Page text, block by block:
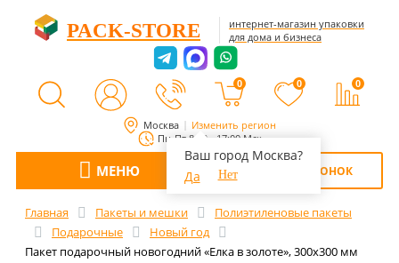
Москва Изменить регион
Ваш город Москва?
Да
Нет
Пн-Пт 8:00 - 17:00 Мск
PACK-STORE
интернет-магазин упаковки
для дома и бизнеса
0 0 0
МЕНЮ ОБРАТНЫЙ ЗВОНОК
Главная Пакеты и мешки
Полиэтиленовые пакеты
Подарочные
Новый год
Пакет подарочный новогодний «Елка в золоте», 300х300 мм